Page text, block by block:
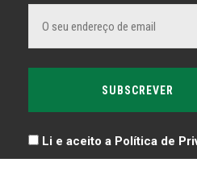
Li e aceito a Política de